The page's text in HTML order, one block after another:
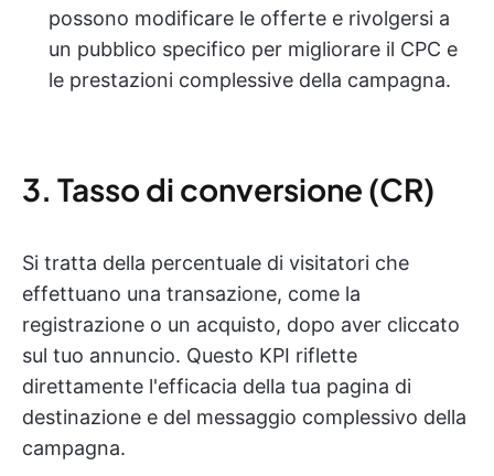
possono modificare le offerte e rivolgersi a
un pubblico specifico per migliorare il CPC e
le prestazioni complessive della campagna.
3. Tasso di conversione (CR)
Si tratta della percentuale di visitatori che
effettuano una transazione, come la
registrazione o un acquisto, dopo aver cliccato
sul tuo annuncio. Questo KPI riflette
direttamente l'efficacia della tua pagina di
destinazione e del messaggio complessivo della
campagna.